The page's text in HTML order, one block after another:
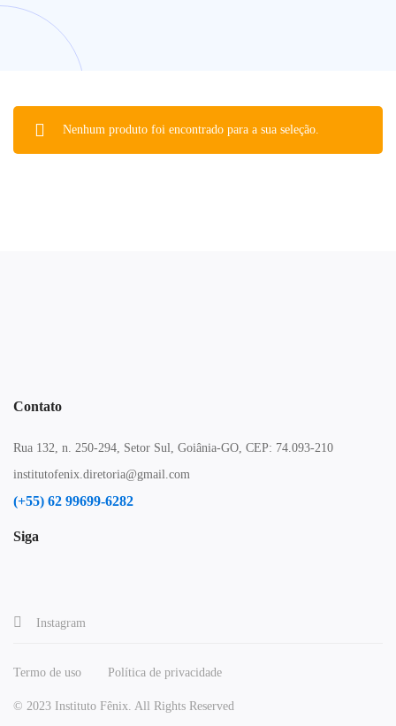
Nenhum produto foi encontrado para a sua seleção.
Contato
Rua 132, n. 250-294, Setor Sul, Goiânia-GO, CEP: 74.093-210
institutofenix.diretoria@gmail.com
(+55) 62 99699-6282
Siga
Instagram
Termo de uso Política de privacidade
© 2023 Instituto Fênix. All Rights Reserved